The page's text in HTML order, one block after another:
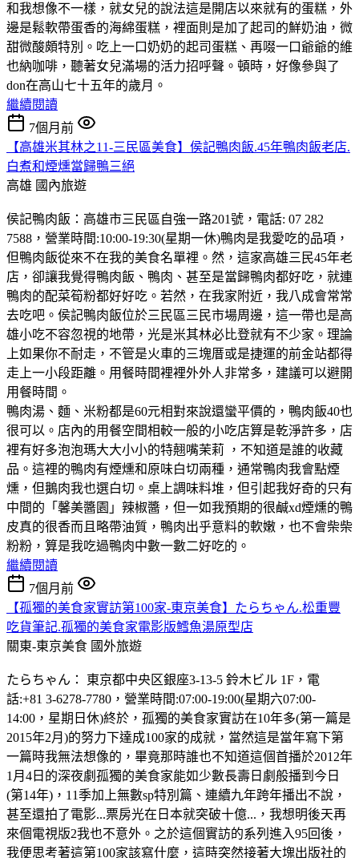
和我想像不一樣，就女兒的說法這是開店以來就有的蛋糕，外
邊是鬆軟帶蛋香的海綿蛋糕，裡面則是加了起司的鮮奶油，微
甜微酸頗特別。吃上一口奶奶的起司蛋糕、再啜一口爺爺的維
也納咖啡，聽著女兒滿場的活力招呼聲。頓時，好像參與了
don在高山七十五年的歲月。
繼續閱讀
7個月前
【高雄米其林之11-三民區美食】侯記鴨肉飯.45年鴨肉飯老店.
白煮和煙燻當歸鴨三絕
高雄 國內旅遊
侯記鴨肉飯：高雄市三民區自強一路201號，電話: 07 282
7588，營業時間:10:00-19:30(星期一休)鴨肉是我愛吃的品項，
但鴨肉飯從來不在我的美食名單裡。然，這家高雄三民45年老
店，卻讓我覺得鴨肉飯、鴨肉、甚至是當歸鴨肉都好吃，就連
鴨肉的配菜筍粉都好好吃。若然，在我家附近，我八成會常常
去吃吧。侯記鴨肉飯位於三民區三民市場周邊，這一帶也是高
雄小吃不容忽視的地帶，光是米其林必比登就有不少家。理論
上如果你不耐走，不管是火車的三塊厝或是捷運的前金站都得
走上一小段距離。用餐時間裡裡外外人非常多，建議可以避開
用餐時間。
鴨肉湯、麵、米粉都是60元相對來說還蠻平價的，鴨肉飯40也
很可以。店內的用餐空間相較一般的小吃店算是乾淨許多，店
裡有好多泡泡瑪大大小小的特翹嘴茉莉 ，不知道是誰的收藏
品。這裡的鴨肉有煙燻和原味白切兩種，通常鴨肉我會點煙
燻，但鵝肉我也選白切。桌上調味料堆，但引起我好奇的只有
中間的「馨美醬園」辣椒醬，但一如我預期的很鹹xd煙燻的鴨
皮真的很香而且略帶油質，鴨肉出乎意料的軟嫩，也不會柴柴
粉粉，算是我吃過鴨肉中數一數二好吃的。
繼續閱讀
7個月前
【孤獨的美食家實訪第100家-東京美食】たらちゃん.松重豐
吃貨筆記.孤獨的美食家電影版鱈魚湯原型店
關東-東京美食 國外旅遊
たらちゃん： 東京都中央区銀座3-13-5 鈴木ビル 1F，電
話:+81 3-6278-7780，營業時間:07:00-19:00(星期六07:00-
14:00，星期日休)終於，孤獨的美食家實訪在10年多(第一篇是
2015年2月)的努力下達成100家的成就，當然這是當年寫下第
一篇時我無法想像的，畢竟那時誰也不知道這個首播於2012年
1月4日的深夜劇孤獨的美食家能如少數長壽日劇般播到今日
(第14年)，11季加上無數sp特別篇、連續九年跨年播出不說，
甚至還拍了電影...票房光在日本就突破十億...，我想明後天再
來個電視版2我也不意外。之於這個實訪的系列進入95回後，
我便思考著這第100家該寫什麼，這時突然接著大塊出版社的